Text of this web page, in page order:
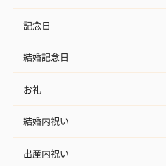
記念日
結婚記念日
お礼
結婚内祝い
出産内祝い